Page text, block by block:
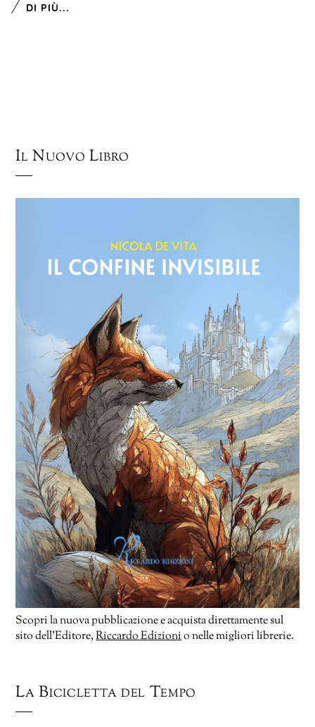
DI PIÙ...
Il Nuovo Libro
Scopri la nuova pubblicazione e acquista direttamente sul
sito dell’Editore,Riccardo Edizionio nelle migliori librerie.
La Bicicletta del Tempo